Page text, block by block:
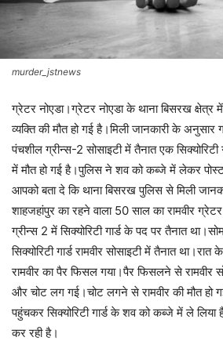
murder_jstnews
ग्रेटर नोएडा।ग्रेटर नोएडा के थाना बिसरख क्षेत्र
व्यक्ति की मौत हो गई है।मिली जानकारी के अनुसार
पंचशील ग्रीन्स-2 सोसाइटी में तैनात एक सिक्योरिटी
में मौत हो गई है।पुलिस ने शव को कब्जे में लेकर
आपको बता दे कि थाना बिसरख पुलिस से मिली
शाहजहांपुर का रहने वाला 50 साल का रामवीर
ग्रीन्स 2 में सिक्योरिटी गार्ड के पद पर तैनात
सिक्योरिटी गार्ड रामवीर सोसाइटी में तैनात
रामवीर का पैर फिसल गया।पैर फिसलने से रामवीर
और चोट लग गई।चोट लगने से रामवीर की मौत हो
पहुंचकर सिक्योरिटी गार्ड के शव को कब्जे में ले लिया
कर रही है।